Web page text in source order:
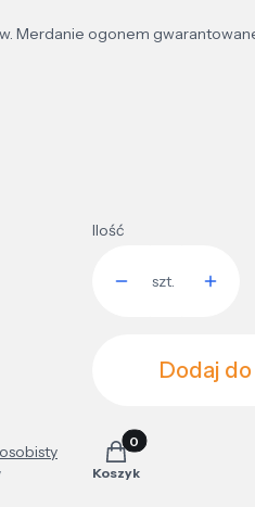
Merdanie ogonem
Ilość
szt.
Dodaj
Produkty w
Koszyk